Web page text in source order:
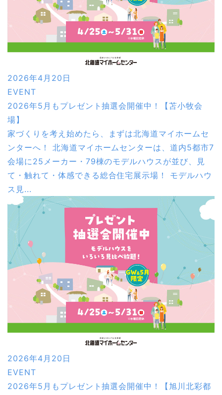
2026年4月20日
EVENT
2026年5月もプレゼント抽選会開催中！【苫小牧会
場】
家づくりを考え始めたら、まずは北海道マイホームセ
ンターへ！ 北海道マイホームセンターは、道内5都市7
会場に25メーカー・79棟のモデルハウスが並び、見
て・触れて・体感できる総合住宅展示場！ モデルハウ
ス見...
2026年4月20日
EVENT
2026年5月もプレゼント抽選会開催中！【旭川北彩都